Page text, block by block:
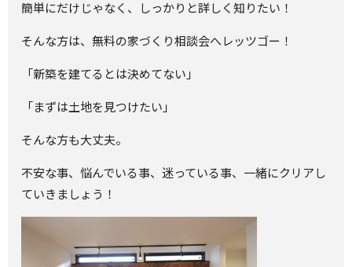
簡単にだけじゃなく、しっかりと詳しく知りたい！
そんな方は、無料の家づくり相談会へレッツゴー！
「新築を建てるとは決めてない」
「まずは土地を見つけたい」
そんな方も大丈夫。
不安な事、悩んでいる事、迷っている事、一緒にクリアし
ていきましょう！